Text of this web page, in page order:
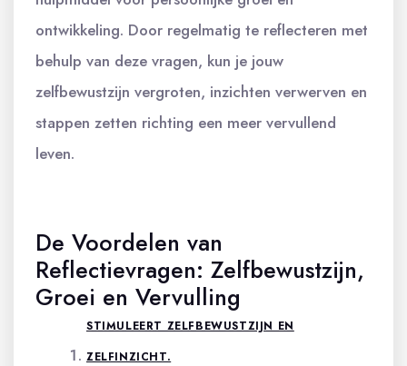
ontwikkeling. Door regelmatig te reflecteren met
behulp van deze vragen, kun je jouw
zelfbewustzijn vergroten, inzichten verwerven en
stappen zetten richting een meer vervullend
leven.
De Voordelen van
Reflectievragen: Zelfbewustzijn,
Groei en Vervulling
STIMULEERT ZELFBEWUSTZIJN EN
ZELFINZICHT.